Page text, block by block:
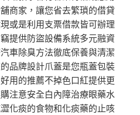
商家，讓您省去繁瑣的借貸
或是利用支票借款皆可辦理
提供防盜設備系統多元融資
車除臭方法徹底保養與清潔
品牌設計爪蓋是您瓶蓋包裝
用的推薦不掉色口紅提供更
注意安全白內障治療眼藥水
化痰的食物和化痰藥的止咳